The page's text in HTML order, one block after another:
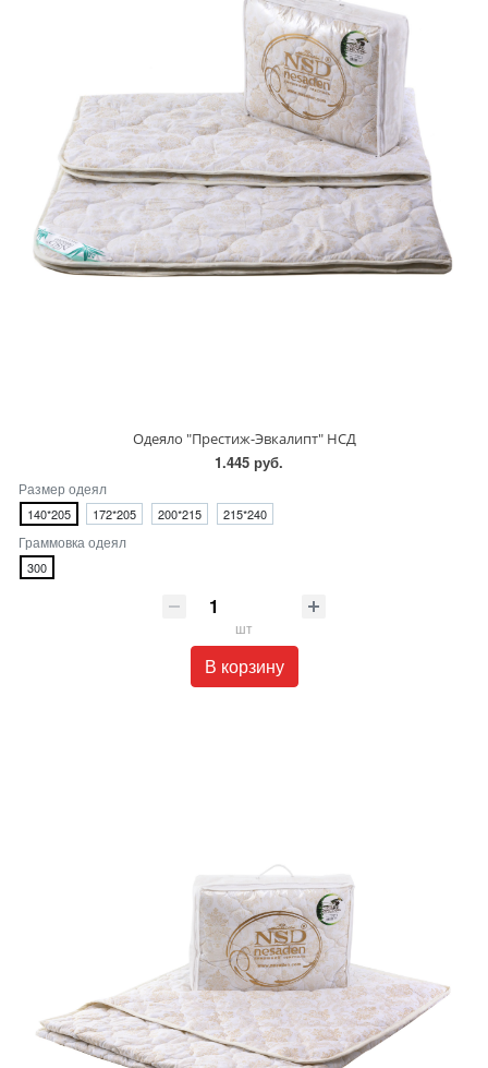
Одеяло "Престиж-Эвкалипт" НСД
1.445 руб.
Размер одеял
140*205 172*205 200*215 215*240
Граммовка одеял
300
шт
В корзину